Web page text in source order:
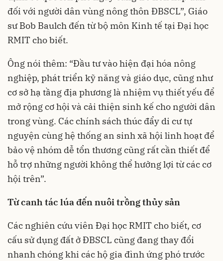
đối với người dân vùng nông thôn ĐBSCL”, Giáo
sư Bob Baulch đến từ bộ môn Kinh tế tại Đại học
RMIT cho biết.
Ông nói thêm: “Đầu tư vào hiện đại hóa nông
nghiệp, phát triển kỹ năng và giáo dục, cũng như
cơ sở hạ tầng địa phương là nhiệm vụ thiết yếu để
mở rộng cơ hội và cải thiện sinh kế cho người dân
trong vùng. Các chính sách thúc đẩy di cư tự
nguyện cùng hệ thống an sinh xã hội linh hoạt để
bảo vệ nhóm dễ tổn thương cũng rất cần thiết để
hỗ trợ những người không thể hưởng lợi từ các cơ
hội trên”.
Từ canh tác lúa đến nuôi trồng thủy sản
Các nghiên cứu viên Đại học RMIT cho biết, cơ
cấu sử dụng đất ở ĐBSCL cũng đang thay đổi
nhanh chóng khi các hộ gia đình ứng phó trước